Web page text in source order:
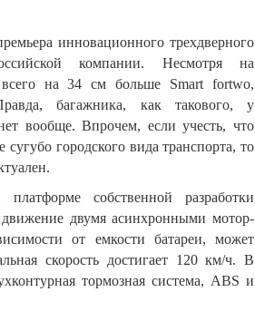
инновационного трехдверного
компании. Несмотря на
на 34 см больше Smart fortwo,
багажника, как такового, у
вообще. Впрочем, если учесть, что
сугубо городского вида транспорта, то
собственной разработки
двумя асинхронными мотор-
от емкости батареи, может
скорость достигает 120 км/ч. В
тормозная система, ABS и